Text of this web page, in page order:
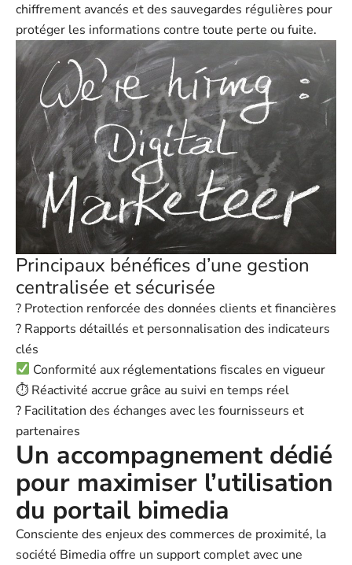
chiffrement avancés et des sauvegardes régulières pour
protéger les informations contre toute perte ou fuite.
Principaux bénéfices d’une gestion
centralisée et sécurisée
? Protection renforcée des données clients et financières
? Rapports détaillés et personnalisation des indicateurs
clés
Conformité aux réglementations fiscales en vigueur
⏱ Réactivité accrue grâce au suivi en temps réel
? Facilitation des échanges avec les fournisseurs et
partenaires
Un accompagnement dédié
pour maximiser l’utilisation
du portail bimedia
Consciente des enjeux des commerces de proximité, la
société Bimedia offre un support complet avec une